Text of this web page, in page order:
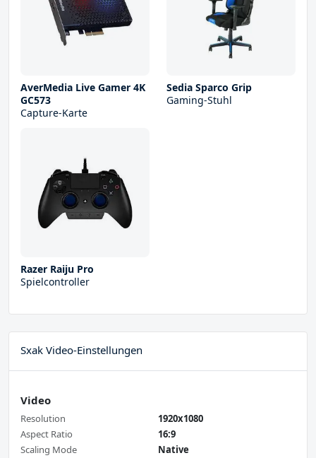
AverMedia Live Gamer 4K
GC573
Capture-Karte
Sedia Sparco Grip
Gaming-Stuhl
Razer Raiju Pro
Spielcontroller
Sxak Video-Einstellungen
Video
Resolution
1920x1080
Aspect Ratio
16:9
Scaling Mode
Native